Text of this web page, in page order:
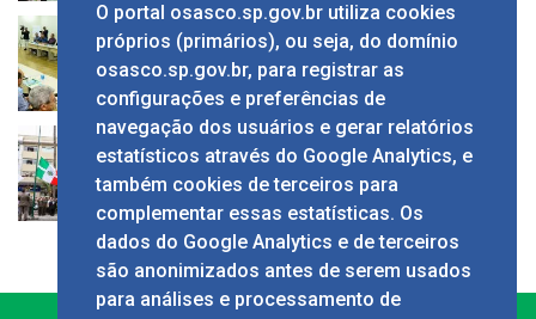
Grupo apresenta ao prefeito sugestão de alíquota
única de ISS
24 de novembro de 2019
Solenidade em comemoração ao Dia da Bandeira
no Calçadão
24 de novembro de 2019
O portal osasco.sp.gov.br utiliza cookies
próprios (primários), ou seja, do domínio
osasco.sp.gov.br, para registrar as
configurações e preferências de
navegação dos usuários e gerar relatórios
estatísticos através do Google Analytics, e
também cookies de terceiros para
complementar essas estatísticas. Os
dados do Google Analytics e de terceiros
são anonimizados antes de serem usados
para análises e processamento de